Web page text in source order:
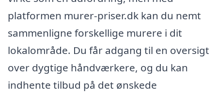
platformen murer-priser.dk kan du nemt
sammenligne forskellige murere i dit
lokalområde. Du får adgang til en oversigt
over dygtige håndværkere, og du kan
indhente tilbud på det ønskede